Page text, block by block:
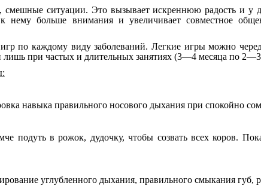
ситуации. Это вызывает искреннюю радость и у
к нему больше внимания и увеличивает совместное
по каждому виду заболеваний. Легкие игры можно
лишь при частых и длительных занятиях (3—4 месяца по 2—3
навыка правильного носового дыхания при спокойно
подуть в рожок, дудочку, чтобы созвать всех коров.
углубленного дыхания, правильного смыкания губ,